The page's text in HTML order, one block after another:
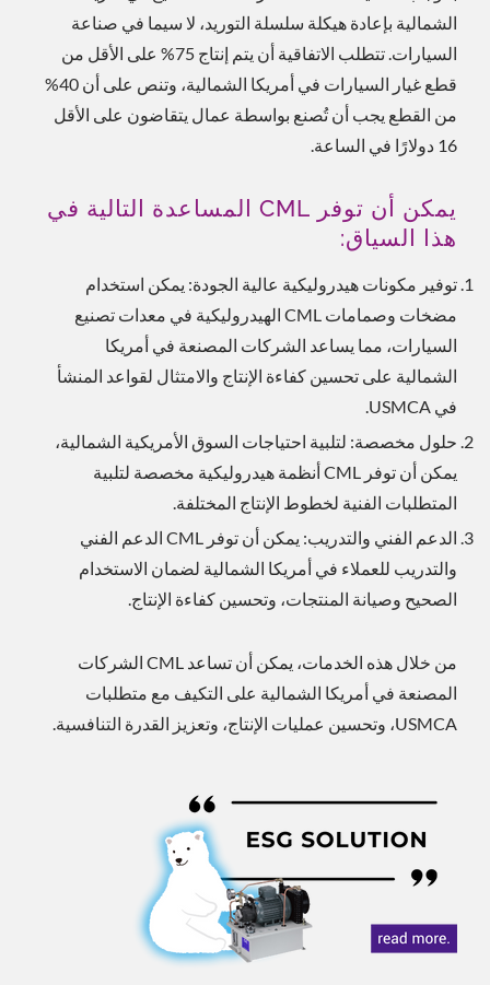
الشمالية بإعادة هيكلة سلسلة التوريد، لا سيما في صناعة
السيارات. تتطلب الاتفاقية أن يتم إنتاج 75% على الأقل من
قطع غيار السيارات في أمريكا الشمالية، وتنص على أن 40%
من القطع يجب أن تُصنع بواسطة عمال يتقاضون على الأقل
16 دولارًا في الساعة.
يمكن أن توفر CML المساعدة التالية في
هذا السياق:
توفير مكونات هيدروليكية عالية الجودة: يمكن استخدام
مضخات وصمامات CML الهيدروليكية في معدات تصنيع
السيارات، مما يساعد الشركات المصنعة في أمريكا
الشمالية على تحسين كفاءة الإنتاج والامتثال لقواعد المنشأ
في USMCA.
حلول مخصصة: لتلبية احتياجات السوق الأمريكية الشمالية،
يمكن أن توفر CML أنظمة هيدروليكية مخصصة لتلبية
المتطلبات الفنية لخطوط الإنتاج المختلفة.
الدعم الفني والتدريب: يمكن أن توفر CML الدعم الفني
والتدريب للعملاء في أمريكا الشمالية لضمان الاستخدام
الصحيح وصيانة المنتجات، وتحسين كفاءة الإنتاج.
من خلال هذه الخدمات، يمكن أن تساعد CML الشركات
المصنعة في أمريكا الشمالية على التكيف مع متطلبات
USMCA، وتحسين عمليات الإنتاج، وتعزيز القدرة التنافسية.